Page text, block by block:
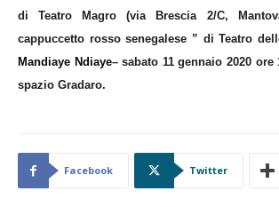
di Teatro Magro (via Brescia 2/C,
cappuccetto rosso senegalese ” di Teatro
Mandiaye Ndiaye– sabato 11 gennaio 2020
spazio Gradaro.
Facebook Twitter